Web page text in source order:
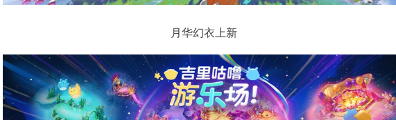
月华幻衣上新